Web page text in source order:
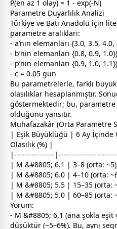
P(en az 1 olay) = 1 - exp(-N)
Parametre Duyarlılık Analizi
Türkiye ve Batı Anadolu için
parametre aralıkları:
- a’nın elemanları {3.0, 3.5, 4.0,
- b’nin elemanları {0.8, 0.9, 1.0})
- p’nin elemanları {0.9, 1.0, 1.1})
- c = 0.05 gün
Bu parametrelerle, farklı
olasılıklar hesaplanmıştır.
göstermektedir; bu,
olduğunu yansıtır.
Muhafazakâr (Orta Parametre
| Eşik Büyüklüğü | 6 Ay İçinde
Olasılık (%) |
|----------------
| M &#8805; 6.1 | 3–8 (orta:
| M &#8805; 6.0 | 4–10 (orta:
| M &#8805; 5.5 | 15–35 (orta:
| M &#8805; 5.0 | 60–85 (orta:
Yorum:
- M &#8805; 6.1 (ana şokla eşit
düşüktür (~5–6%). Bu, aynı